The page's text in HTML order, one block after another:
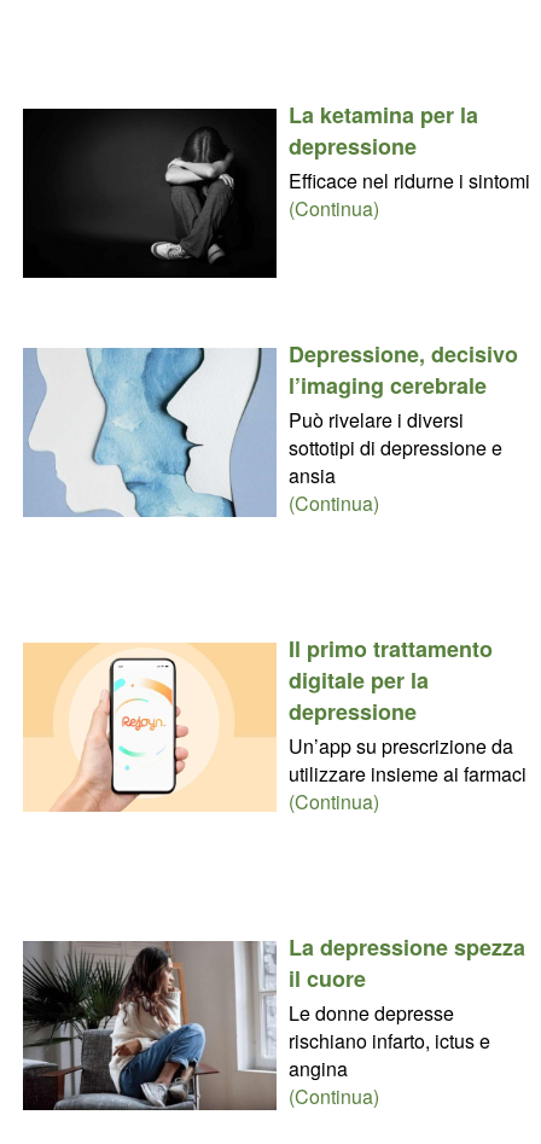
La ketamina per la
depressione
Efficace nel ridurne i sintomi
(Continua)
Depressione, decisivo
l’imaging cerebrale
Può rivelare i diversi
sottotipi di depressione e
ansia
(Continua)
Il primo trattamento
digitale per la
depressione
Un’app su prescrizione da
utilizzare insieme ai farmaci
(Continua)
La depressione spezza
il cuore
Le donne depresse
rischiano infarto, ictus e
angina
(Continua)